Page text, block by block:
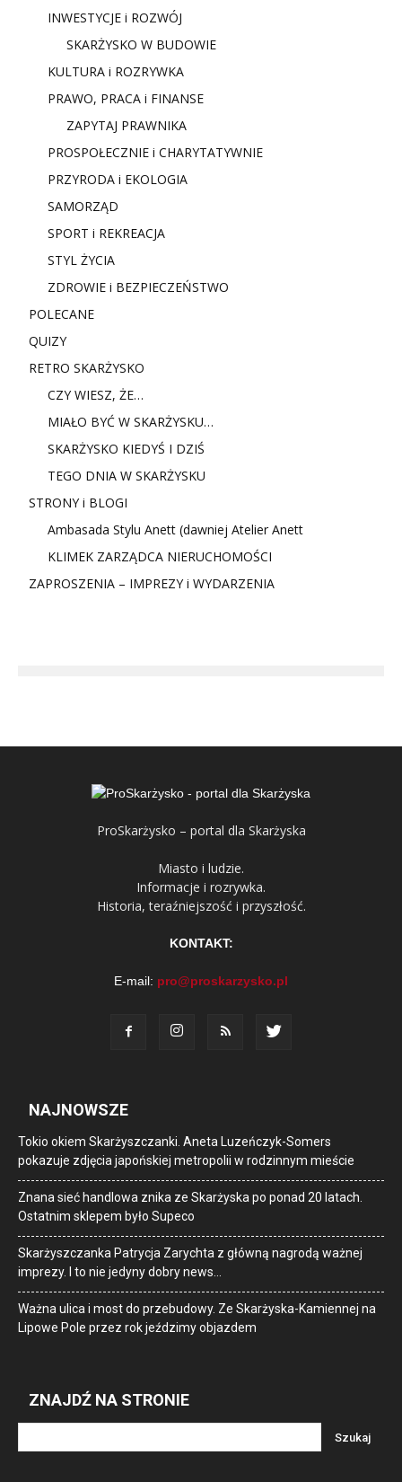
INWESTYCJE i ROZWÓJ
SKARŻYSKO W BUDOWIE
KULTURA i ROZRYWKA
PRAWO, PRACA i FINANSE
ZAPYTAJ PRAWNIKA
PROSPOŁECZNIE i CHARYTATYWNIE
PRZYRODA i EKOLOGIA
SAMORZĄD
SPORT i REKREACJA
STYL ŻYCIA
ZDROWIE i BEZPIECZEŃSTWO
POLECANE
QUIZY
RETRO SKARŻYSKO
CZY WIESZ, ŻE…
MIAŁO BYĆ W SKARŻYSKU…
SKARŻYSKO KIEDYŚ I DZIŚ
TEGO DNIA W SKARŻYSKU
STRONY i BLOGI
Ambasada Stylu Anett (dawniej Atelier Anett
KLIMEK ZARZĄDCA NIERUCHOMOŚCI
ZAPROSZENIA – IMPREZY i WYDARZENIA
ProSkarżysko – portal dla Skarżyska
Miasto i ludzie.
Informacje i rozrywka.
Historia, teraźniejszość i przyszłość.
KONTAKT:
E-mail: pro@proskarzysko.pl
NAJNOWSZE
Tokio okiem Skarżyszczanki. Aneta Luzeńczyk-Somers
pokazuje zdjęcia japońskiej metropolii w rodzinnym mieście
Znana sieć handlowa znika ze Skarżyska po ponad 20 latach.
Ostatnim sklepem było Supeco
Skarżyszczanka Patrycja Zarychta z główną nagrodą ważnej
imprezy. I to nie jedyny dobry news…
Ważna ulica i most do przebudowy. Ze Skarżyska-Kamiennej na
Lipowe Pole przez rok jeździmy objazdem
ZNAJDŹ NA STRONIE